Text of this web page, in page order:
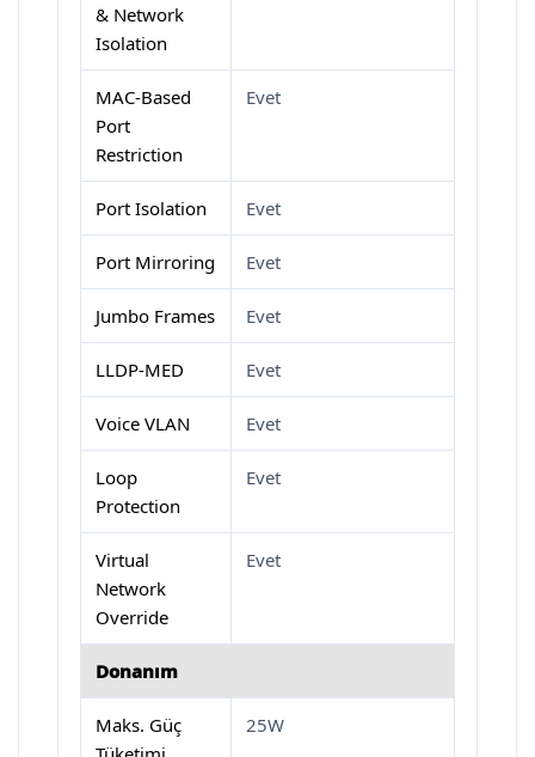
& Network
Isolation
MAC-Based
Port
Restriction
Evet
Port Isolation Evet
Port Mirroring Evet
Jumbo Frames Evet
LLDP-MED Evet
Voice VLAN Evet
Loop
Protection
Evet
Virtual
Network
Override
Evet
Donanım
Maks. Güç
25W